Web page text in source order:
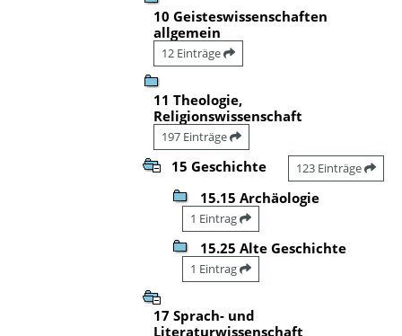
10 Geisteswissenschaften
allgemein
12 Einträge
11 Theologie,
Religionswissenschaft
197 Einträge
15 Geschichte 123 Einträge
15.15 Archäologie
1 Eintrag
15.25 Alte Geschichte
1 Eintrag
17 Sprach- und
Literaturwissenschaft